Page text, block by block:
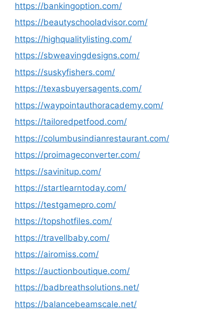
https://bankingoption.com/
https://beautyschooladvisor.com/
https://highqualitylisting.com/
https://sbweavingdesigns.com/
https://suskyfishers.com/
https://texasbuyersagents.com/
https://waypointauthoracademy.com/
https://tailoredpetfood.com/
https://columbusindianrestaurant.com/
https://proimageconverter.com/
https://savinitup.com/
https://startlearntoday.com/
https://testgamepro.com/
https://topshotfiles.com/
https://travellbaby.com/
https://airomiss.com/
https://auctionboutique.com/
https://badbreathsolutions.net/
https://balancebeamscale.net/